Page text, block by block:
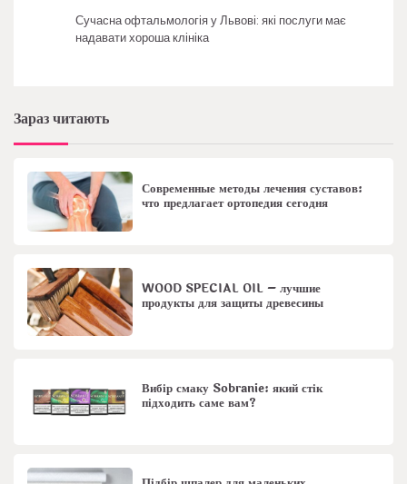
Сучасна офтальмологія у Львові: які послуги має
надавати хороша клініка
Зараз читають
Современные методы лечения суставов:
что предлагает ортопедия сегодня
WOOD SPECIAL OIL – лучшие
продукты для защиты древесины
Вибір смаку Sobranie: який стік
підходить саме вам?